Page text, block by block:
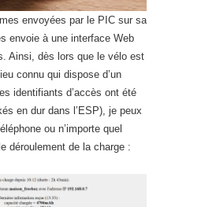
envoyées par le PIC sur sa
envoie à une interface Web
Ainsi, dès lors que le vélo est
connu qui dispose d’un
identifiants d’accès ont été
en dur dans l’ESP), je peux
ou n’importe quel
déroulement de la charge :